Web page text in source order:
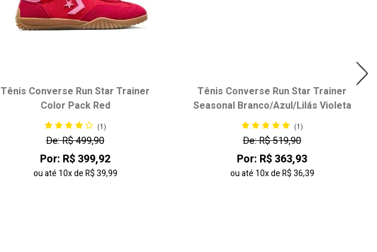
Tênis Converse Run Star Trainer
Color Pack Red
(1)
De: R$ 499,90
Por: R$ 399,92
ou até 10xdeR$ 39,99
Tênis Converse Run Star Trainer
Seasonal Branco/Azul/Lilás Violeta
(1)
De: R$ 519,90
Por: R$ 363,93
ou até 10xdeR$ 36,39